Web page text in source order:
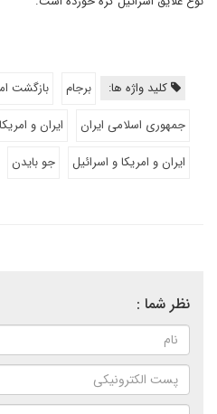
کلید واژه ها: برجام
بازگشت
جمهوری اسلامی ایران
ایران و امریکا
ایران و امریکا و اسرائیل
جو بایدن
نظر شما :